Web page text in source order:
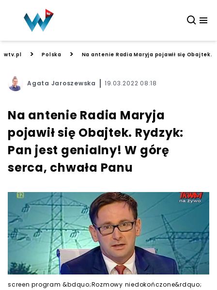
wtv.pl > Polska > Na antenie Radia Maryja pojawił się Obajtek.
Agata Jaroszewska 19.03.2022 08:18
Na antenie Radia Maryja
pojawił się Obajtek. Rydzyk:
Pan jest genialny! W górę
serca, chwała Panu
screen program &bdquo;Rozmowy niedokończone&rdquo;